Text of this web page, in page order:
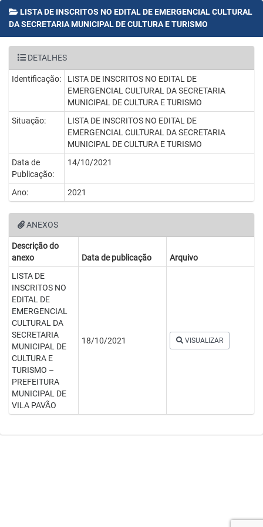
LISTA DE INSCRITOS NO EDITAL DE EMERGENCIAL CULTURAL
DA SECRETARIA MUNICIPAL DE CULTURA E TURISMO
DETALHES
Identificação:
LISTA DE INSCRITOS NO EDITAL DE
EMERGENCIAL CULTURAL DA SECRETARIA
MUNICIPAL DE CULTURA E TURISMO
Situação:
LISTA DE INSCRITOS NO EDITAL DE
EMERGENCIAL CULTURAL DA SECRETARIA
MUNICIPAL DE CULTURA E TURISMO
Data de
Publicação:
14/10/2021
Ano: 2021
ANEXOS
Descrição do
anexo
Data de publicação
Arquivo
LISTA DE
INSCRITOS NO
EDITAL DE
EMERGENCIAL
CULTURAL DA
SECRETARIA
MUNICIPAL DE
CULTURA E
TURISMO –
PREFEITURA
MUNICIPAL DE
VILA PAVÃO
18/10/2021 VISUALIZAR